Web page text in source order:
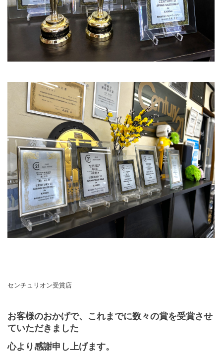
センチュリオン受賞店
お客様のおかげで、これまでに数々の賞を受賞させ
ていただきました
心より感謝申し上げます。